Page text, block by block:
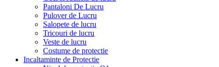
Pantaloni De Lucru
Pulover de Lucru
Salopete de lucru
Tricouri de lucru
Veste de lucru
Costume de protectie
Incaltaminte de Protectie